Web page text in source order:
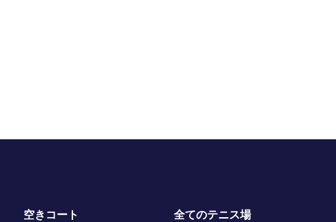
空きコート 全てのテニス場